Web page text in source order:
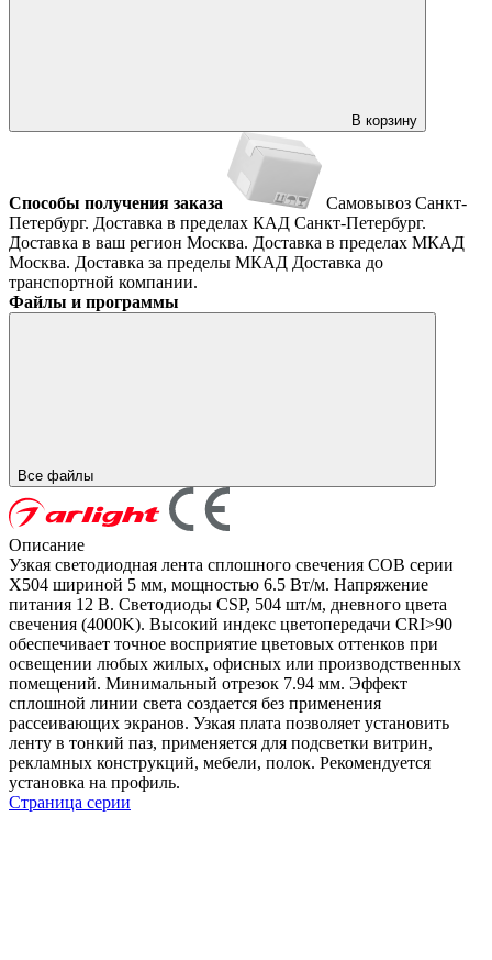
В корзину
Способы получения заказа Самовывоз Санкт-
Петербург. Доставка в пределах КАД Санкт-Петербург.
Доставка в ваш регион Москва. Доставка в пределах МКАД
Москва. Доставка за пределы МКАД Доставка до
транспортной компании.
Файлы и программы
Все файлы
Описание
Узкая светодиодная лента сплошного свечения COB серии
X504 шириной 5 мм, мощностью 6.5 Вт/м. Напряжение
питания 12 В. Светодиоды CSP, 504 шт/м, дневного цвета
свечения (4000K). Высокий индекс цветопередачи CRI>90
обеспечивает точное восприятие цветовых оттенков при
освещении любых жилых, офисных или производственных
помещений. Минимальный отрезок 7.94 мм. Эффект
сплошной линии света создается без применения
рассеивающих экранов. Узкая плата позволяет установить
ленту в тонкий паз, применяется для подсветки витрин,
рекламных конструкций, мебели, полок. Рекомендуется
установка на профиль.
Страница серии